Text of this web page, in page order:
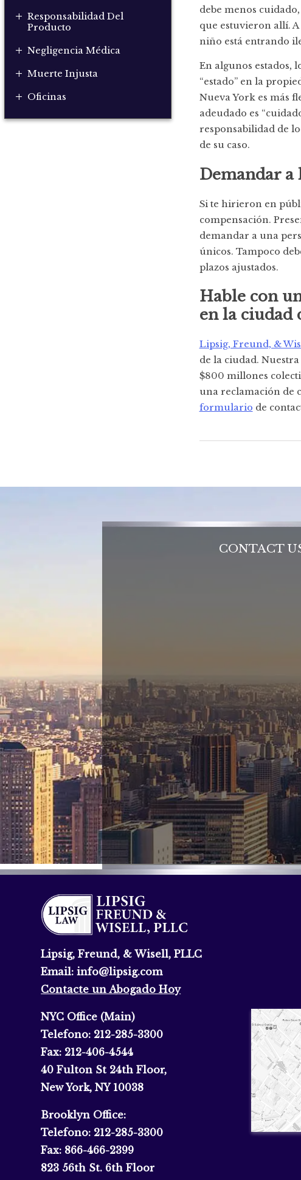
+ Responsabilidad Del
Producto
+ Negligencia Médica
+ Muerte Injusta
+ Oficinas
debe menos
que estuvieron allí.
niño está entrando
En algunos estados,
“estado” en la
Nueva York es más
adeudado es
responsabilidad de
de su caso.
Demandar a
Si te hirieron en
compensación.
demandar a una
únicos. Tampoco
plazos ajustados.
Hable con
en la ciudad
Lipsig, Freund, &
de la ciudad.
$800 millones
una reclamación de
formulario de
CONTACT
Lipsig, Freund, & Wisell, PLLC
Email:info@lipsig.com
Contacte un Abogado Hoy
NYC Office (Main)
Telefono: 212-285-3300
Fax: 212-406-4544
40 Fulton St 24th Floor,
New York, NY 10038
Brooklyn Office:
Telefono: 212-285-3300
Fax: 866-466-2399
823 56th St. 6th Floor